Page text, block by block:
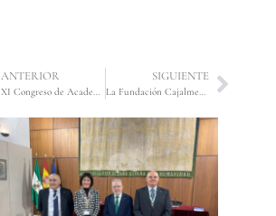
ANTERIOR
XI Congreso de Academias Jurídicas de Iberoamérica. Celebrado del 23 al 26 de octubre de 2025, en República Dominicana, donde esta Real Academia estuvo representada por su Presidenta Excma. Sra. D.ª María del Amor Albert Muñoz.
SIGUIENTE
La Fundación Cajalmendralejo renueva la alianza con la Real Academia Sevillana de Legislación y Jurisprudencia. En un acto celebrado en el día de ayer, 12 de febrero de 2026, dicha Fundación contribuirá a la organización de conferencias y actos de carácter cultural y científico. Estuvieron representadas ambas instituciones por D. Fernando Palacios González y por D.ª María del Amor Albert Muñoz, respectivamente.